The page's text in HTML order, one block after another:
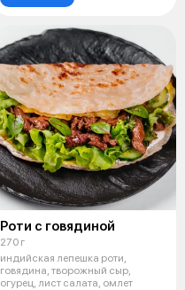
Роти с говядиной
270 г
индийская лепешка роти,
говядина, творожный сыр,
огурец, лист салата, омлет